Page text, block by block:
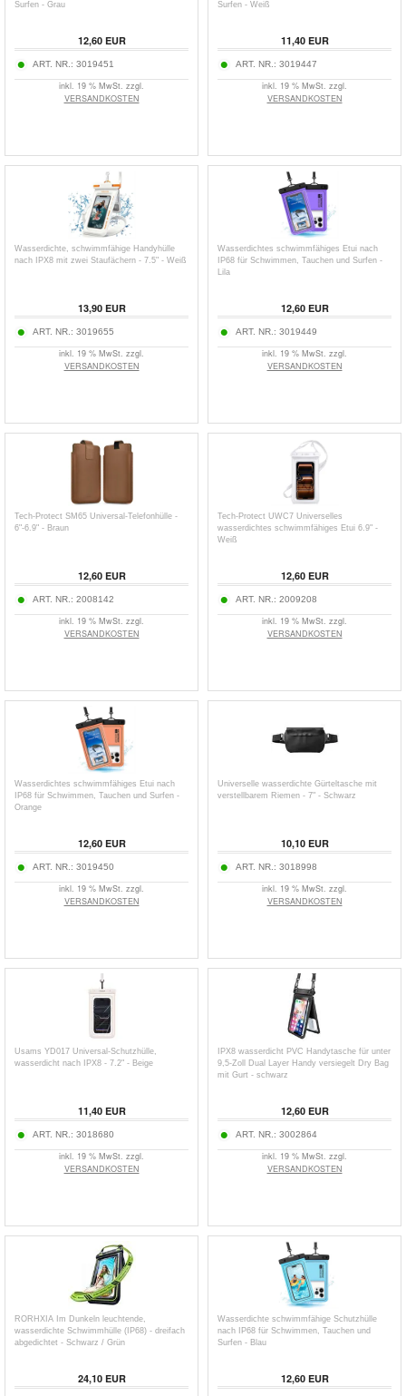
Surfen - Grau
12,60EUR
ART. NR.: 3019451
inkl. 19 % MwSt. zzgl.
VERSANDKOSTEN
Surfen - Weiß
11,40EUR
ART. NR.: 3019447
inkl. 19 % MwSt. zzgl.
VERSANDKOSTEN
Wasserdichte, schwimmfähige Handyhülle
nach IPX8 mit zwei Staufächern - 7.5" - Weiß
13,90EUR
ART. NR.: 3019655
inkl. 19 % MwSt. zzgl.
VERSANDKOSTEN
Wasserdichtes schwimmfähiges Etui nach
IP68 für Schwimmen, Tauchen und Surfen -
Lila
12,60EUR
ART. NR.: 3019449
inkl. 19 % MwSt. zzgl.
VERSANDKOSTEN
Tech-Protect SM65 Universal-Telefonhülle -
6"-6.9" - Braun
12,60EUR
ART. NR.: 2008142
inkl. 19 % MwSt. zzgl.
VERSANDKOSTEN
Tech-Protect UWC7 Universelles
wasserdichtes schwimmfähiges Etui 6.9" -
Weiß
12,60EUR
ART. NR.: 2009208
inkl. 19 % MwSt. zzgl.
VERSANDKOSTEN
Wasserdichtes schwimmfähiges Etui nach
IP68 für Schwimmen, Tauchen und Surfen -
Orange
12,60EUR
ART. NR.: 3019450
inkl. 19 % MwSt. zzgl.
VERSANDKOSTEN
Universelle wasserdichte Gürteltasche mit
verstellbarem Riemen - 7" - Schwarz
10,10EUR
ART. NR.: 3018998
inkl. 19 % MwSt. zzgl.
VERSANDKOSTEN
Usams YD017 Universal-Schutzhülle,
wasserdicht nach IPX8 - 7.2" - Beige
11,40EUR
ART. NR.: 3018680
inkl. 19 % MwSt. zzgl.
VERSANDKOSTEN
IPX8 wasserdicht PVC Handytasche für unter
9,5-Zoll Dual Layer Handy versiegelt Dry Bag
mit Gurt - schwarz
12,60EUR
ART. NR.: 3002864
inkl. 19 % MwSt. zzgl.
VERSANDKOSTEN
RORHXIA Im Dunkeln leuchtende,
wasserdichte Schwimmhülle (IP68) - dreifach
abgedichtet - Schwarz / Grün
24,10EUR
Wasserdichte schwimmfähige Schutzhülle
nach IP68 für Schwimmen, Tauchen und
Surfen - Blau
12,60EUR